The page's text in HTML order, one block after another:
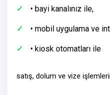
• bayi kanalınız ile,
• mobil uygulama ve
• kiosk otomatları ile
satış, dolum ve vize